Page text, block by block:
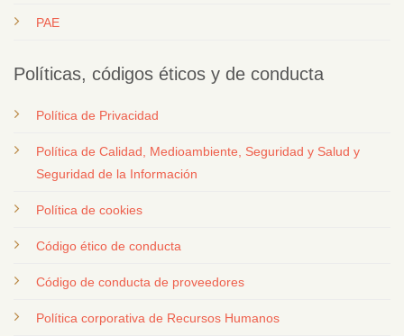
PAE
Políticas, códigos éticos y de conducta
Política de Privacidad
Política de Calidad, Medioambiente, Seguridad y Salud y
Seguridad de la Información
Política de cookies
Código ético de conducta
Código de conducta de proveedores
Política corporativa de Recursos Humanos